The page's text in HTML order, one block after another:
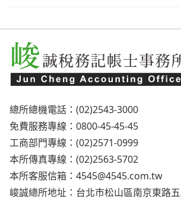
總所總機電話：(02)2543-3000
免費服務專線：0800-45-45-45
工商部門專線：(02)2571-0999
本所傳真專線：(02)2563-5702
本所客服信箱： 4545@4545.com.tw
峻誠總所地址：台北市松山區南京東路